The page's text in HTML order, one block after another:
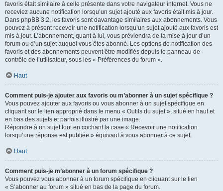
favoris était similaire à celle présente dans votre navigateur internet. Vous ne
receviez aucune notification lorsqu’un sujet ajouté aux favoris était mis à jour.
Dans phpBB 3.2, les favoris sont davantage similaires aux abonnements. Vous
pouvez à présent recevoir une notification lorsqu’un sujet ajouté aux favoris est
mis à jour. L’abonnement, quant à lui, vous préviendra de la mise à jour d’un
forum ou d’un sujet auquel vous êtes abonné. Les options de notification des
favoris et des abonnements peuvent être modifiés depuis le panneau de
contrôle de l’utilisateur, sous les « Préférences du forum ».
Haut
Comment puis-je ajouter aux favoris ou m’abonner à un sujet spécifique ?
Vous pouvez ajouter aux favoris ou vous abonner à un sujet spécifique en
cliquant sur le lien approprié dans le menu « Outils du sujet », situé en haut et
en bas des sujets et parfois illustré par une image.
Répondre à un sujet tout en cochant la case « Recevoir une notification
lorsqu’une réponse est publiée » équivaut à vous abonner à ce sujet.
Haut
Comment puis-je m’abonner à un forum spécifique ?
Vous pouvez vous abonner à un forum spécifique en cliquant sur le lien
« S’abonner au forum » situé en bas de la page du forum.